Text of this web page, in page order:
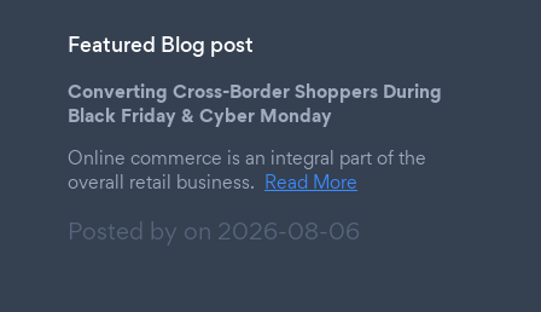
Featured Blog post
Converting Cross-Border Shoppers During
Black Friday & Cyber Monday
Online commerce is an integral part of the
overall retail business. Read More
Posted by on 2026-08-06